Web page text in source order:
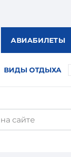
АВИАБИЛЕТЫ
ВИДЫ ОТДЫХА